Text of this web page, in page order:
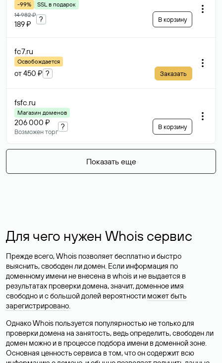
-99%
SSL в подарок
14 982 ₽
189 ₽
? В корзину
fc7.ru
Освобождается
от 450 ₽ ? Заказать
fsfc.ru
Магазин доменов
206 000 ₽
Возможен торг
? В корзину
Показать еще
Для чего нужен Whois сервис
Прежде всего, Whois позволяет бесплатно и быстро
выяснить, свободен ли домен. Если информация по
доменному имени не внесена в whois и не выдается в
результатах проверки домена, значит, доменное имя
свободно и с большой долей вероятности может быть
зарегистрировано.
Однако Whois пользуется популярностью не только для
проверки домена на занятость, ведь определить, свободен ли
домен можно и в процессе подбора имени в доменной зоне.
Основная ценность сервиса в том, что он содержит всю